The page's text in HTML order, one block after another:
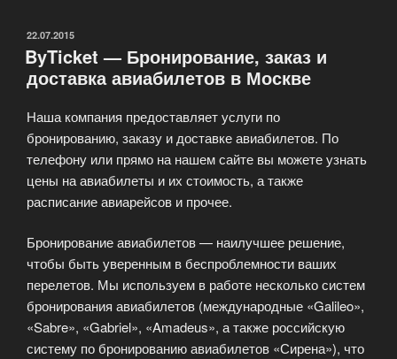
авиабилетов»
ОПУБЛИКОВАНО
22.07.2015
ByTicket — Бронирование, заказ и
доставка авиабилетов в Москве
Наша компания предоставляет услуги по
бронированию, заказу и доставке авиабилетов. По
телефону или прямо на нашем сайте вы можете узнать
цены на авиабилеты и их стоимость, а также
расписание авиарейсов и прочее.
Бронирование авиабилетов — наилучшее решение,
чтобы быть уверенным в беспроблемности ваших
перелетов. Мы используем в работе несколько систем
бронирования авиабилетов (международные «Galileo»,
«Sabre», «Gabriel», «Amadeus», а также российскую
систему по бронированию авиабилетов «Сирена»), что